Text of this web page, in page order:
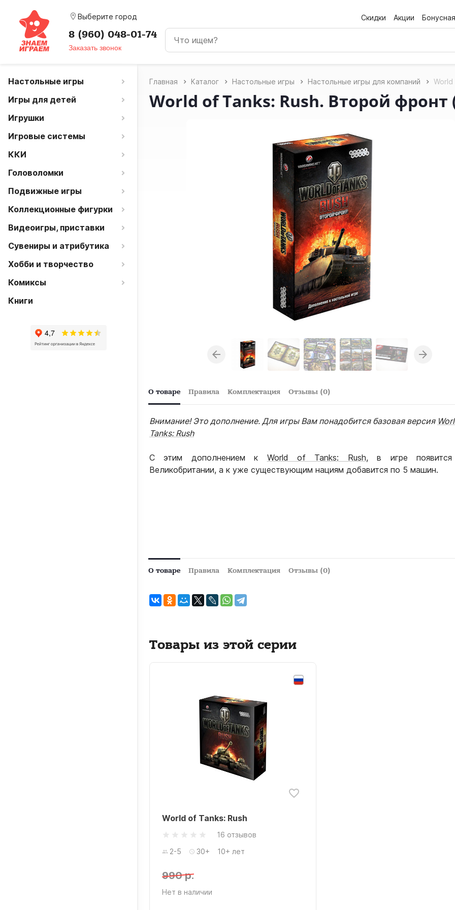
room Выберите город Скидки Акции
8 (960) 048-01-74
Заказать звонок
Настольные игры
Игры для детей
Игрушки
Игровые системы
ККИ
Головоломки
Подвижные игры
Коллекционные фигурки
Видеоигры, приставки
Сувениры и атрибутика
Хобби и творчество
Комиксы
Книги
Главная Каталог Настольные игры Настольные игры для компаний
World of Tanks: Rush. Второй
О товаре Правила Комплектация Отзывы (0)
Внимание! Это дополнение. Для игры Вам понадобится базовая версия
Tanks: Rush
С этим дополнением к World of Tanks: Rush, в игре появится
Великобритании, а к уже существующим нациям добавится по 5 машин.
О товаре Правила Комплектация Отзывы (0)
Товары из этой серии
World of Tanks: Rush
16 отзывов
2-5
30+ 10+ лет
990 р.
Нет в наличии